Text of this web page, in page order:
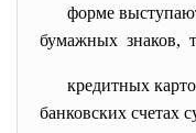
форме
бумажных знаков,
кредитных
банковских